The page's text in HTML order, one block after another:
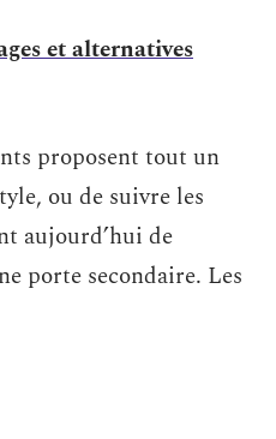
et alternatives
proposent tout un
ou de suivre les
aujourd’hui de
porte secondaire. Les